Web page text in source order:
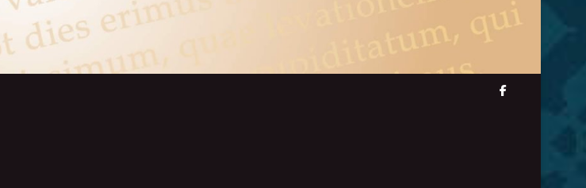
facebook